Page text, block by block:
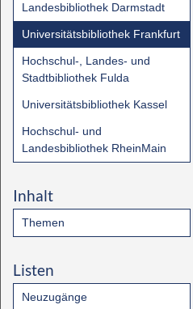
Landesbibliothek Darmstadt
Universitätsbibliothek Frankfurt
Hochschul-, Landes- und
Stadtbibliothek Fulda
Universitätsbibliothek Kassel
Hochschul- und
Landesbibliothek RheinMain
Inhalt
Themen
Listen
Neuzugänge